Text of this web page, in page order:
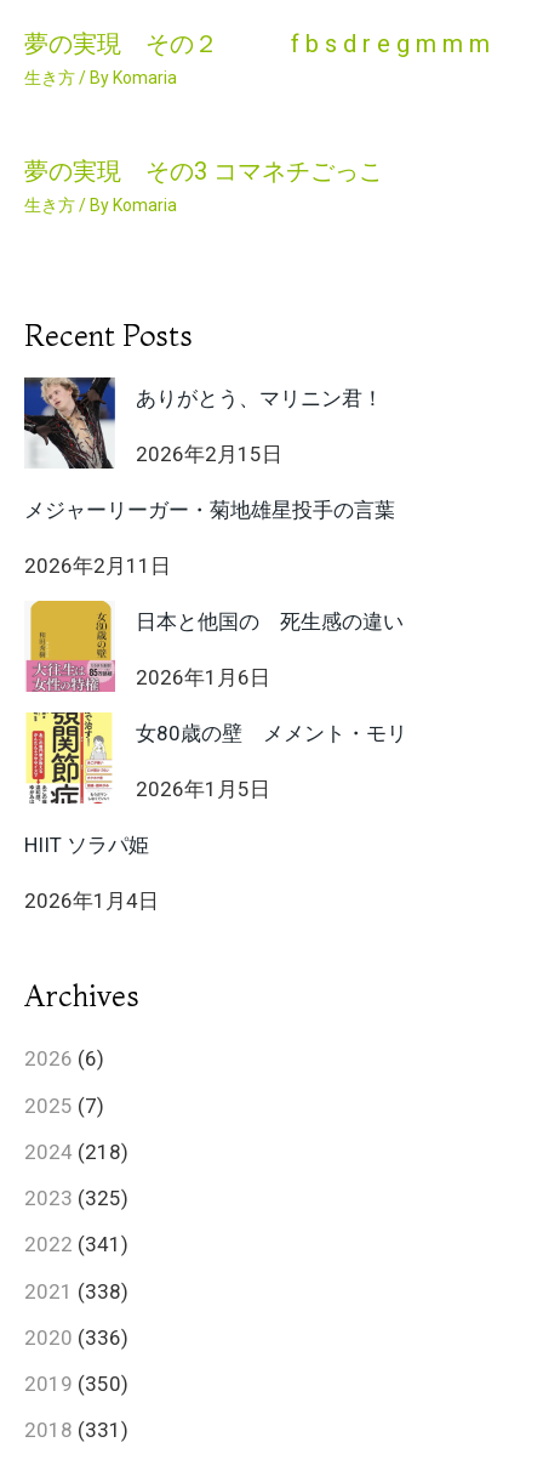
夢の実現 その２ f b s d r e g m m m
生き方/ By Komaria
夢の実現 その3 コマネチごっこ
生き方/ By Komaria
Recent Posts
ありがとう、マリニン君！
2026年2月15日
メジャーリーガー・菊地雄星投手の言葉
2026年2月11日
日本と他国の 死生感の違い
2026年1月6日
女80歳の壁 メメント・モリ
2026年1月5日
HIIT ソラパ姫
2026年1月4日
Archives
2026 (6)
2025 (7)
2024 (218)
2023 (325)
2022 (341)
2021 (338)
2020 (336)
2019 (350)
2018 (331)